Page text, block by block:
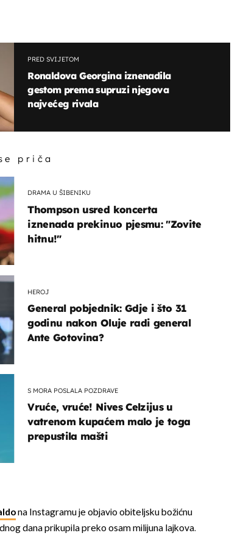
PRED SVIJETOM
Ronaldova Georgina iznenadila
gestom prema supruzi njegova
najvećeg rivala
priča
DRAMA U ŠIBENIKU
Thompson usred koncerta
iznenada prekinuo pjesmu: "Zovite
hitnu!"
HEROJ
General pobjednik: Gdje i što 31
godinu nakon Oluje radi general
Ante Gotovina?
S MORA POSLALA POZDRAVE
Vruće, vruće! Nives Celzijus u
vatrenom kupaćem malo je toga
prepustila mašti
na Instagramu je objavio obiteljsku božićnu
dana prikupila preko osam milijuna lajkova.